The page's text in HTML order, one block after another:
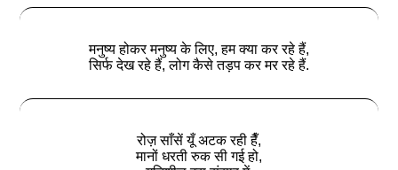
मनुष्य होकर मनुष्य के लिए, हम क्या कर रहे हैं,
सिर्फ देख रहे हैं, लोग कैसे तड़प कर मर रहे हैं.
रोज़ साँसें यूँ अटक रही हैँ,
मानों धरती रुक सी गई हो,